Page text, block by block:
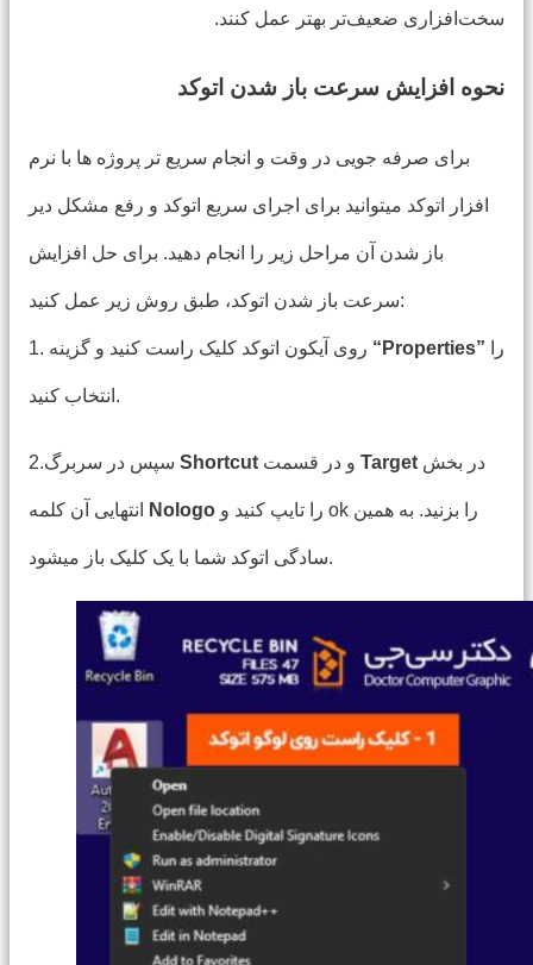
سخت‌افزاری ضعیف‌تر بهتر عمل کنند.
نحوه افزایش سرعت باز شدن اتوکد
برای صرفه جویی در وقت و انجام سریع تر پروژه ها با نرم
افزار اتوکد میتوانید برای اجرای سریع اتوکد و رفع مشکل دیر
باز شدن آن مراحل زیر را انجام دهید. برای حل افزایش
سرعت باز شدن اتوکد، طبق روش زیر عمل کنید:
“Properties”
انتخاب کنید.
Shortcut Target
Nologo
سادگی اتوکد شما با یک کلیک باز میشود.